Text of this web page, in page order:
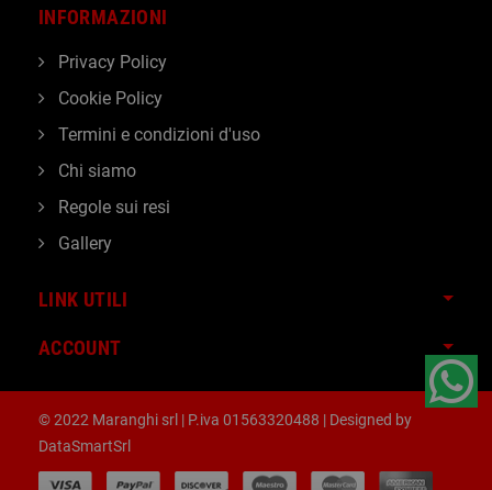
LINK UTILI
ACCOUNT
INFORMAZIONI
Privacy Policy
Cookie Policy
Termini e condizioni d'uso
Chi siamo
Regole sui resi
Gallery
© 2022 Maranghi srl | P.iva 01563320488 | Designed by
DataSmartSrl